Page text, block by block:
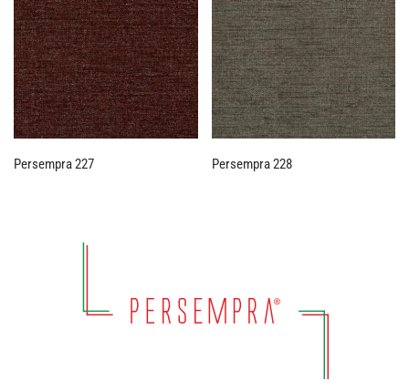
Persempra 227 Persempra 228